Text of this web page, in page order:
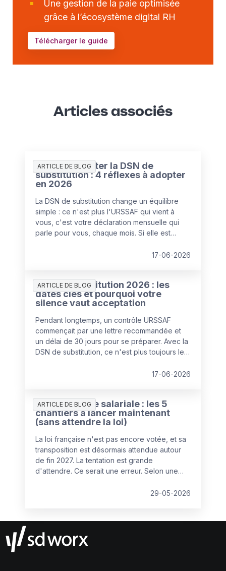
Une gestion de la paie optimisée
grâce à l’écosystème digital RH
Télécharger le guide
Articles associés
ARTICLE DE BLOG
Comment éviter la DSN de
substitution : 4 réflexes à adopter
en 2026
La DSN de substitution change un équilibre
simple : ce n'est plus l'URSSAF qui vient à
vous, c'est votre déclaration mensuelle qui
parle pour vous, chaque mois. Si elle est
elle alimente directement les anomalies qui
17-06-2026
ARTICLE DE BLOG
DSN de substitution 2026 : les
dates clés et pourquoi votre
silence vaut acceptation
Pendant longtemps, un contrôle URSSAF
commençait par une lettre recommandée et
un délai de 30 jours pour se préparer. Avec la
DSN de substitution, ce n'est plus toujours le
anomalie, la chiffrer, et corriger votre
silencieuse.
17-06-2026
ARTICLE DE BLOG
Transparence salariale : les 5
chantiers à lancer maintenant
(sans attendre la loi)
La loi française n'est pas encore votée, et sa
transposition est désormais attendue autour
de fin 2027. La tentation est grande
d'attendre. Ce serait une erreur. Selon une
seulement 40 % des entreprises se disent
concurrentiel réel, sur la conformité comme
sur l'attractivité des talents. Lors du webinar
SD Worx, Emmanuel Rétif (DRH de transition) a
29-05-2026